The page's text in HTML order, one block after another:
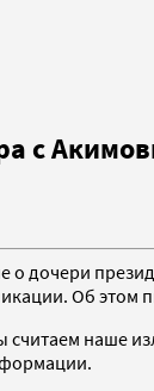
с
о дочери
Об этом
наше